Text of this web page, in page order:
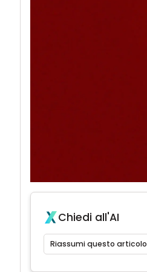
Chiedi all'AI
Riassumi questo articolo